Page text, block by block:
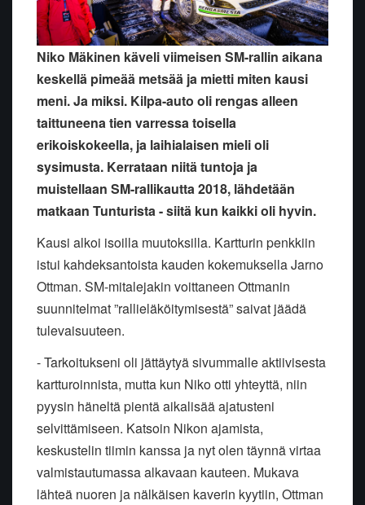
Niko Mäkinen käveli viimeisen SM-rallin aikana
keskellä pimeää metsää ja mietti miten kausi
meni. Ja miksi. Kilpa-auto oli rengas alleen
taittuneena tien varressa toisella
erikoiskokeella, ja laihialaisen mieli oli
sysimusta. Kerrataan niitä tuntoja ja
muistellaan SM-rallikautta 2018, lähdetään
matkaan Tunturista - siitä kun kaikki oli hyvin.
Kausi alkoi isoilla muutoksilla. Kartturin penkkiin
istui kahdeksantoista kauden kokemuksella Jarno
Ottman. SM-mitalejakin voittaneen Ottmanin
suunnitelmat ”rallieläköitymisestä” saivat jäädä
tulevaisuuteen.
- Tarkoitukseni oli jättäytyä sivummalle aktiivisesta
kartturoinnista, mutta kun Niko otti yhteyttä, niin
pyysin häneltä pientä aikalisää ajatusteni
selvittämiseen. Katsoin Nikon ajamista,
keskustelin tiimin kanssa ja nyt olen täynnä virtaa
valmistautumassa alkavaan kauteen. Mukava
lähteä nuoren ja nälkäisen kaverin kyytiin, Ottman